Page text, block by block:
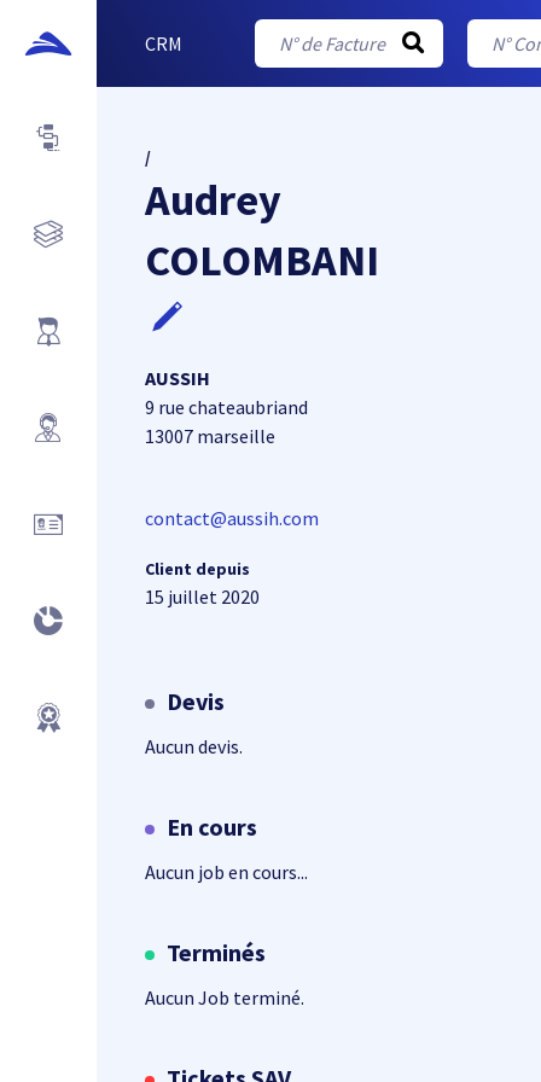
CRM
/
Audrey
COLOMBANI
AUSSIH
9 rue chateaubriand
13007 marseille
contact@aussih.com
Client depuis
15 juillet 2020
Devis
Aucun devis.
En cours
Aucun job en cours...
Terminés
Aucun Job terminé.